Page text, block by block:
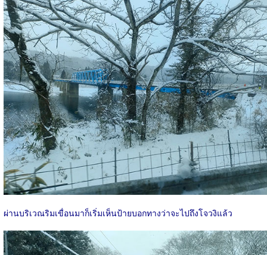
ผ่านบริเวณริมเขื่อนมาก็เริ่มเห็นป้ายบอกทางว่าจะไปถึงโจวงิแล้ว